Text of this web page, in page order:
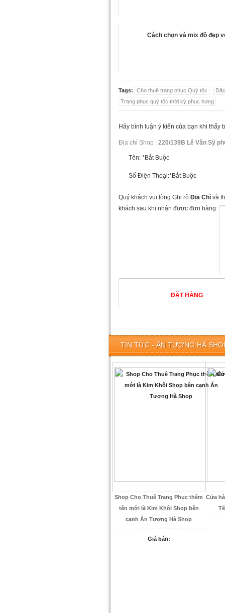
Cách chọn và mix đồ đẹp
Tags: Cho thuê trang phục Quý tộc
Trang phục quý tộc thời kỳ phục hưng
Hãy bình luận ý kiến của bạn khi thấy
Địa chỉ Shop : 220/139B Lê Văn Sỹ
Tên: *Bắt Buộc
Số Điện Thoại:*Bắt Buộc
Quý khách vui lòng Ghi rõ Địa Chỉ và
khách sau khi nhận được đơn hàng:
TIN TỨC - ẤN TƯỢNG HÀ
Shop Cho Thuê Trang Phục thêm
tên mới là Kim Khôi Shop bên
cạnh Ấn Tượng Hà Shop
Giá bán:
Cửa